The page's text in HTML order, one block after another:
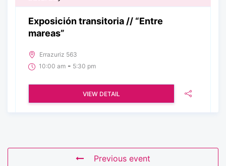
Exposición transitoria // “Entre
mareas”
Errazuriz 563
10:00 am - 5:30 pm
VIEW DETAIL
Previous event